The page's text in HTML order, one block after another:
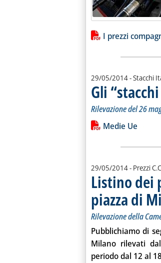
Lista allegati
I prezzi
29/05/2014- Stacchi
Gli
Rilevazione del 26
Leggi tutta la
Lista allegati
Medie Ue
29/05/2014- Prezzi
Listino dei
piazza di
Rilevazione della
Pubblichiamo di
Milano rilevati
periodo dal 12 al